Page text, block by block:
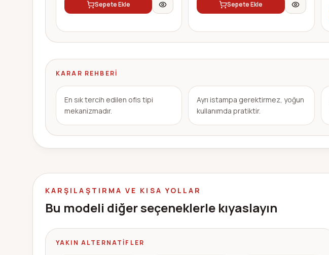
Sepete Ekle Sepete Ekle
KARAR REHBERI
En sık tercih edilen ofis tipi
mekanizmadır.
Ayrı istampa gerektirmez, yoğun
kullanımda pratiktir.
KARŞILAŞTIRMA VE KISA YOLLAR
Bu modeli diğer seçeneklerle kıyaslayın
YAKIN ALTERNATIFLER